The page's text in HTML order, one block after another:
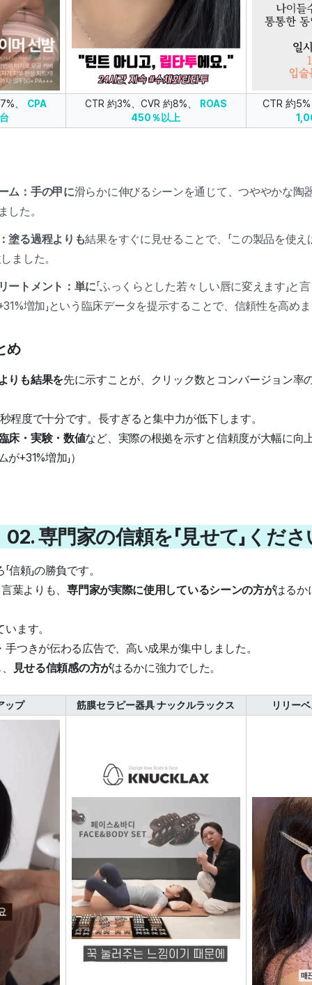
、 CPA
CTR 約3%、CVR 約8%、
ROAS
450％以上
CTR 約
ム：手の甲に滑らかに伸びるシーンを通じて、つややかな陶
した。
塗る過程よりも結果をすぐに見せることで、「この製品を使
ました。
ートメント：単に「ふっくらとした若々しい唇に変えます」と
増加」という臨床データを提示することで、信頼性を高め
め
りも結果を先に示すことが、クリック数とコンバージョン率
程度で十分です。長すぎると集中力が低下します。
床・実験・数値など、実際の根拠を示すと信頼度が大幅に向
+31%増加」）
専門家の信頼を「見せて」くださ
頼」の勝負です。
言葉よりも、専門家が実際に使用しているシーンの方がはるか
ます。
つきが伝わる広告で、高い成果が集中しました。
見せる信頼感の方がはるかに強力でした。
ップ 筋膜セラピー器具 ナックルラックス リリー